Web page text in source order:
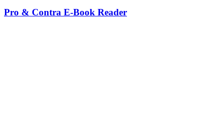
Pro & Contra E-Book Reader